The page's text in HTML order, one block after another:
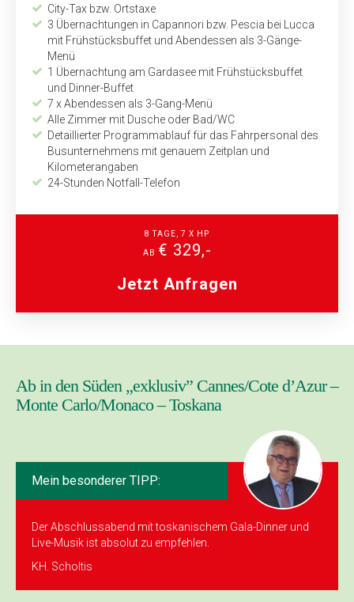
City-Tax bzw. Ortstaxe
3 Übernachtungen in Capannori bzw. Pescia bei Lucca
mit Frühstücksbuffet und Abendessen als 3-Gänge-
Menü
1 Übernachtung am Gardasee mit Frühstücksbuffet
und Dinner-Buffet
7 x Abendessen als 3-Gang-Menü
Alle Zimmer mit Dusche oder Bad/WC
Detaillierter Programmablauf für das Fahrpersonal des
Bus­unternehmens mit genauem Zeitplan und
Kilometerangaben
24-Stunden Notfall-Telefon
8 TAGE, 7 X HP
AB € 329,-
Jetzt Anfragen
Ab in den Süden „exklusiv” Cannes/Cote d’Azur –
Monte Carlo/Monaco – Toskana
Mein besonderer TIPP:
Der Abschlussabend mit toskanischem Gala-Dinner und
Live-Musik ist absolut zu empfehlen.
KH. Scholtis